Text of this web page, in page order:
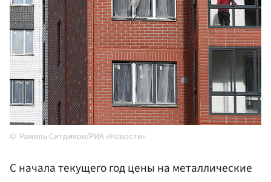
Рамиль Ситдиков/РИА «Новости»
С начала текущего год цены на металлические